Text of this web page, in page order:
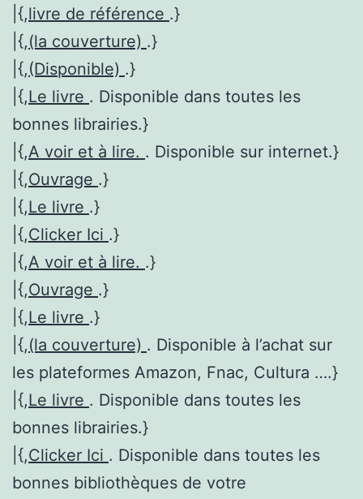
|{,livre de référence .}
|{,(la couverture) .}
|{,(Disponible) .}
|{,Le livre . Disponible dans toutes les
bonnes librairies.}
|{,A voir et à lire. . Disponible sur internet.}
|{,Ouvrage .}
|{,Le livre .}
|{,Clicker Ici .}
|{,A voir et à lire. .}
|{,Ouvrage .}
|{,Le livre .}
|{,(la couverture) . Disponible à l’achat sur
les plateformes Amazon, Fnac, Cultura ….}
|{,Le livre . Disponible dans toutes les
bonnes librairies.}
|{,Clicker Ici . Disponible dans toutes les
bonnes bibliothèques de votre